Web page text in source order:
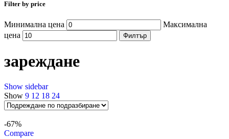
Filter by price
Минимална цена
Максимална
цена
Филтър
зареждане
Show sidebar
Show 9 12 18 24
-67%
Compare